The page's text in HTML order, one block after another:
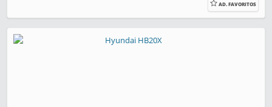
AD. FAVORITOS